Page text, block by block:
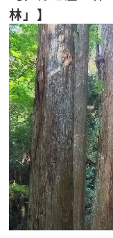
林」】